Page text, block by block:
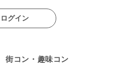
街コン・趣味コン
ログイン